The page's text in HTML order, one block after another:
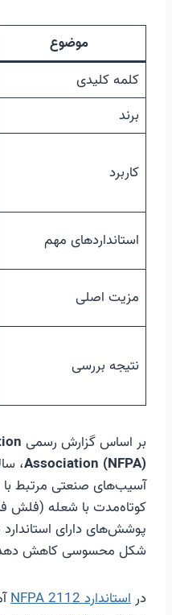
موضوع
کلمه کلیدی
برند
کاربرد
استانداردهای مهم
مزیت اصلی
نتیجه بررسی
بر اساس گزارش رسمی
Association (NFPA)،
آسیب‌های صنعتی مرتبط
کوتاه‌مدت با شعله (فلش
پوشش‌های دارای
شکل محسوسی کاهش
در استاندارد NFPA 2112